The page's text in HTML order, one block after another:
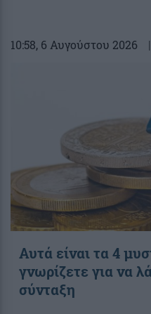
10:58, 6 Αυγούστου 2026
Αυτά είναι τα 4
γνωρίζετε για να
σύνταξη